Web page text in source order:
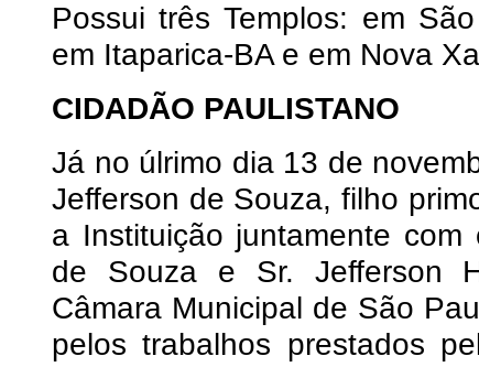
Possui três Templos: em
em Itaparica-BA e em Nova
CIDADÃO PAULISTANO
Já no úlrimo dia 13 de
Jefferson de Souza, filho
a Instituição juntamente
de Souza e Sr. Jefferson
Câmara Municipal de São
pelos trabalhos prestados